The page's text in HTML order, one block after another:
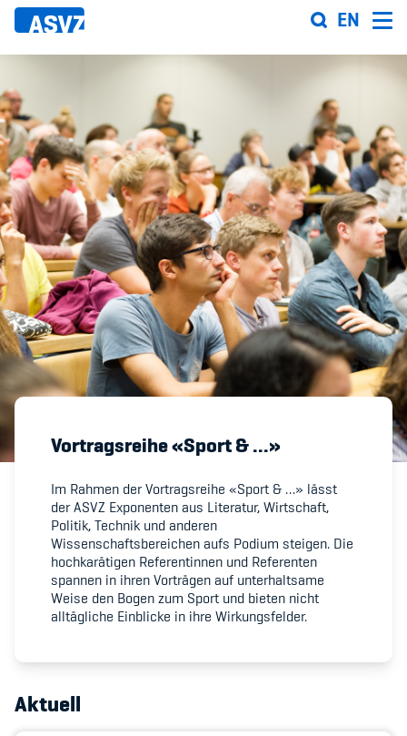
Direkt
zum
EN
Sportfahrplan
Sportarten
Sportanlagen
Events
ASVZ@home
Fairplay
Teilnahmeberechtigung
Academy
Blog
Vortragsreihe «Sport & ...»
Im Rahmen der Vortragsreihe «Sport & …» lässt
der ASVZ Exponenten aus Literatur, Wirtschaft,
Politik, Technik und anderen
Wissenschaftsbereichen aufs Podium steigen. Die
hochkarätigen Referentinnen und Referenten
spannen in ihren Vorträgen auf unterhaltsame
Weise den Bogen zum Sport und bieten nicht
alltägliche Einblicke in ihre Wirkungsfelder.
Aktuell